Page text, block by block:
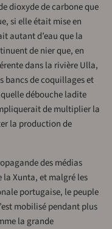
dioxyde de carbone que
si elle était mise en
autant d’eau que la
de nier que, en
dans la rivière Ulla,
bancs de coquillages et
débouche ladite
de multiplier la
la production de
des médias
la Xunta, et malgré les
portugaise, le peuple
mobilisé pendant plus
la grande